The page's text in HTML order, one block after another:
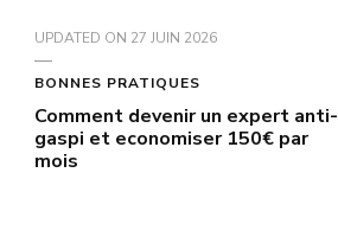
UPDATED ON 27 JUIN 2026
BONNES PRATIQUES
Comment devenir un expert anti-
gaspi et economiser 150€ par
mois